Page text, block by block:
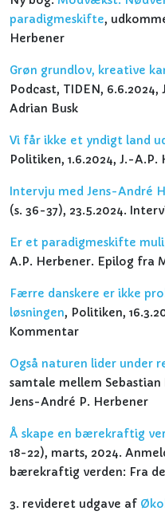
paradigmeskifte,
Herbener
Grøn grundlov, kreative
Podcast, TIDEN,
Adrian Busk
Vi får ikke et yndigt land
Politiken, 1.6.2024, J.-
Intervju med Jens-André
(s. 36-37), 23.5.2024.
Er et paradigmeskifte
A.P. Herbener. Epilog fra
Færre danskere er ikke
løsningen, Politiken,
Kommentar
Også naturen lider under
samtale mellem
Jens-André P. Herbener
Å skape en bærekraftig
18-22), marts, 2024.
bærekraftig verden: Fra
3. revideret udgave af